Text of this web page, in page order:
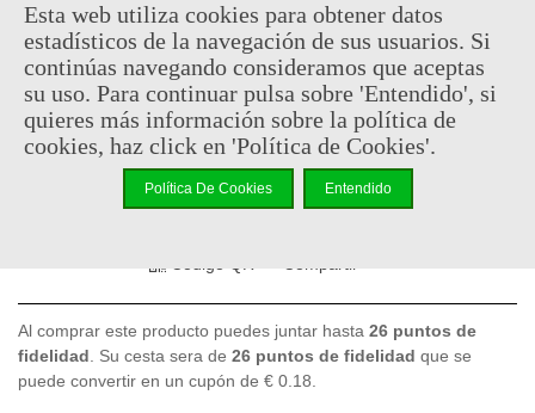
52,95 € (impuestos inc.)
Consultar disponibilidad
Al comprar este producto puedes juntar hasta 26 puntos de
fidelidad . Su cesta sera de 26 puntos de fidelidad que se
puede convertir en un cupón de € 0.18
Esta web utiliza cookies para obtener datos
estadísticos de la navegación de sus usuarios. Si
continúas navegando consideramos que aceptas
su uso. Para continuar pulsa sobre 'Entendido', si
quieres más información sobre la política de
cookies, haz click en 'Política de Cookies'.
Política De Cookies Entendido